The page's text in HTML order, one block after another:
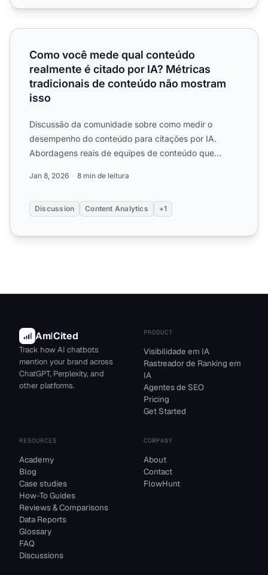
Como você mede qual conteúdo realmente é citado por
Como você mede qual conteúdo
realmente é citado por IA? Métricas
tradicionais de conteúdo não mostram
isso
Discussão da comunidade sobre como medir o
desempenho do conteúdo para citações por IA.
Abordagens reais de equipes de conteúdo que
Jan 8, 2026 8 min de leitura
Discussion Content Analytics +1
AmICited
Track how AI chatbots
mention your brand across
ChatGPT, Perplexity, and
other platforms.
PRODUCT
Visibilidade em IA
Rastreador de Ranking em
IA
Agentes de SEO
Pricing
Get Started
RESOURCES
Academy
Blog
Case studies
How-To Guides
Reviews & Comparisons
Data Reports
Glossary
FAQ
Discussions
COMPANY
About
Contact
FlowHunt